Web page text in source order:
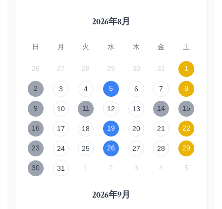
2026年8月
日 月 火 水 木 金 土
26 27 28 29 30 31 1
2 3 4 5 6 7 8
9 10 11 12 13 14 15
16 17 18 19 20 21 22
23 24 25 26 27 28 29
30 31 1 2 3 4 5
2026年9月